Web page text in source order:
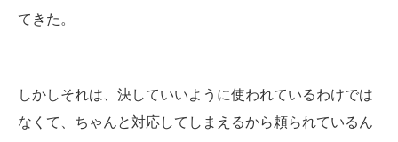
てきた。
しかしそれは、決していいように使われているわけでは
なくて、ちゃんと対応してしまえるから頼られているん